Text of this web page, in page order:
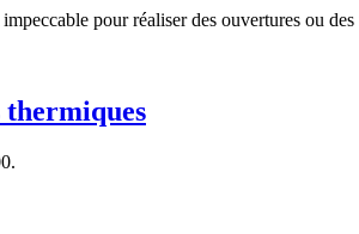
pour réaliser des ouvertures ou
thermiques